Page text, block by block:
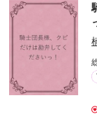
出会いは最悪、
愛を知らない公
ディです。
＊この世界のお
＊なろう、カクヨ
＼異世界ラブコ
「いやっほぉぉ
バンジーした侯
甘いマスクの公爵